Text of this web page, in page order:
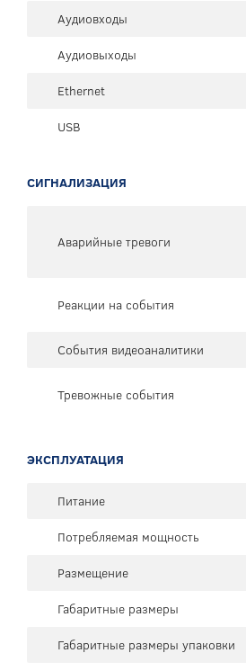
Аудиовходы
Аудиовыходы
Ethernet
USB
СИГНАЛИЗАЦИЯ
Аварийные тревоги
Реакции на события
События видеоаналитики
Тревожные события
ЭКСПЛУАТАЦИЯ
Питание
Потребляемая мощность
Размещение
Габаритные размеры
Габаритные размеры упаковки